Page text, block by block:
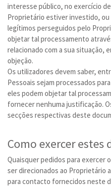
interesse público, no exercício
Proprietário estiver investido,
legítimos perseguidos pelo
objetar tal processamento
relacionado com a sua situação,
objeção.
Os utilizadores devem saber,
Pessoais sejam processados
eles podem objetar tal
fornecer nenhuma justificação.
secções respectivas deste
Como exercer estes
Quaisquer pedidos para exercer
ser direcionados ao Proprietário
para contacto fornecidos neste